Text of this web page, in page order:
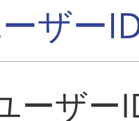
ザー
ーザー